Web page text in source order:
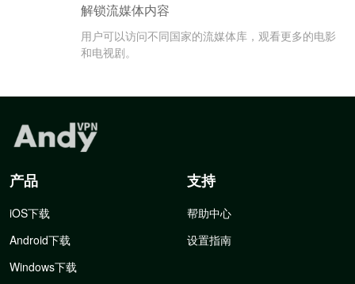
解锁流媒体内容
用户可以访问不同国家的流媒体库，观看更多的电影
和电视剧。
产品
iOS下载
Android下载
Windows下载
支持
帮助中心
设置指南